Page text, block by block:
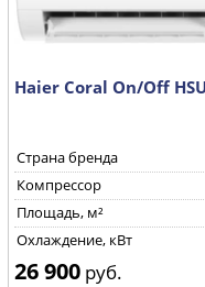
Haier Coral On/Off
Страна бренда
Компрессор
Площадь, м²
Охлаждение, кВт
26 900 руб.